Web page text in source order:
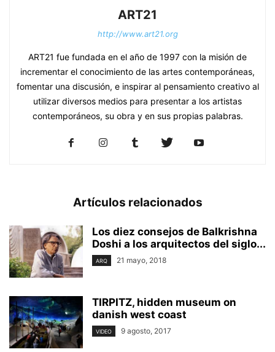
ART21
http://www.art21.org
ART21 fue fundada en el año de 1997 con la misión de
incrementar el conocimiento de las artes contemporáneas,
fomentar una discusión, e inspirar al pensamiento creativo al
utilizar diversos medios para presentar a los artistas
contemporáneos, su obra y en sus propias palabras.
Artículos relacionados
Los diez consejos de Balkrishna
Doshi a los arquitectos del siglo...
ARQ 21 mayo, 2018
TIRPITZ, hidden museum on
danish west coast
VIDEO 9 agosto, 2017